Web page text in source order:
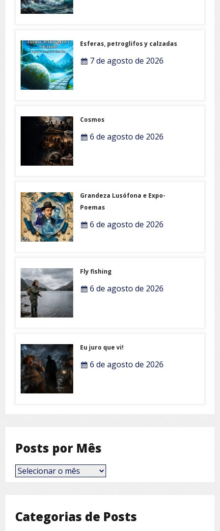
Esferas, petroglifos y calzadas
7 de agosto de 2026
Cosmos
6 de agosto de 2026
Grandeza Lusófona e Expo-
Poemas
6 de agosto de 2026
Fly fishing
6 de agosto de 2026
Eu juro que vi!
6 de agosto de 2026
Posts por Mês
Posts
por
Categorias de Posts